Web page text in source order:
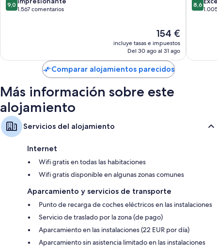
sobre
9,0
1.567 comentarios
El
precio
actual
de
154 €
154 €
incluye tasas e impuestos
Del 30 ago al 31 ago
sobre
8,6
Comparar alojamientos parecidos
Más información sobre este
alojamiento
Servicios del alojamiento
Internet
Wifi gratis en todas las habitaciones
Wifi gratis disponible en algunas zonas comunes
Aparcamiento y servicios de transporte
Punto de recarga de coches eléctricos en las instalaciones
Servicio de traslado por la zona (de pago)
Aparcamiento en las instalaciones (22 EUR por día)
Aparcamiento sin asistencia limitado en las instalaciones